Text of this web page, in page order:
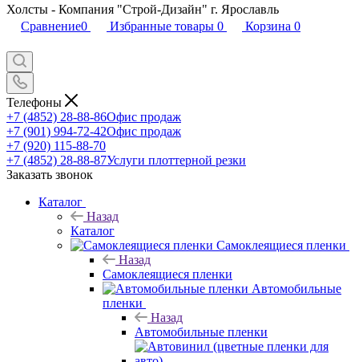
Холсты - Компания "Строй-Дизайн" г. Ярославль
Сравнение0 Избранные товары 0 Корзина 0
Телефоны
+7 (4852) 28-88-86Офис продаж
+7 (901) 994-72-42Офис продаж
+7 (920) 115-88-70
+7 (4852) 28-88-87Услуги плоттерной резки
Заказать звонок
Каталог
Назад
Каталог
Самоклеящиеся пленки
Назад
Самоклеящиеся пленки
Автомобильные
пленки
Назад
Автомобильные пленки